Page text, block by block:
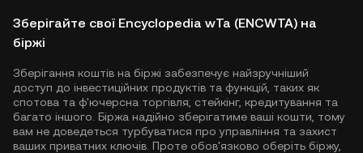
Зберігайте свої Encyclopedia wTa (ENCWTA) на
біржі
Зберігання коштів на біржі забезпечує найзручніший
доступ до інвестиційних продуктів та функцій, таких як
спотова та ф'ючерсна торгівля, стейкінг, кредитування та
багато іншого. Біржа надійно зберігатиме ваші кошти, тому
вам не доведеться турбуватися про управління та захист
ваших приватних ключів. Проте обов'язково оберіть біржу,